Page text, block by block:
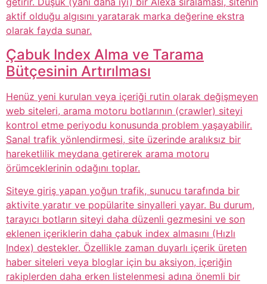
aktif olduğu algısını yaratarak marka değerine ekstra
olarak fayda sunar.
Çabuk Index Alma ve Tarama
Bütçesinin Artırılması
Henüz yeni kurulan veya içeriği rutin olarak değişmeyen
web siteleri, arama motoru botlarının (crawler) siteyi
kontrol etme periyodu konusunda problem yaşayabilir.
Sanal trafik yönlendirmesi, site üzerinde aralıksız bir
hareketlilik meydana getirerek arama motoru
örümceklerinin odağını toplar.
Siteye giriş yapan yoğun trafik, sunucu tarafında bir
aktivite yaratır ve popülarite sinyalleri yayar. Bu durum,
tarayıcı botların siteyi daha düzenli gezmesini ve son
eklenen içeriklerin daha çabuk index almasını (Hızlı
Index) destekler. Özellikle zaman duyarlı içerik üreten
haber siteleri veya bloglar için bu aksiyon, içeriğin
rakiplerden daha erken listelenmesi adına önemli bir